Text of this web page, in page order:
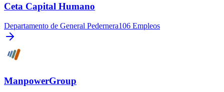
Ceta Capital Humano
Departamento de General Pedernera106 Empleos
ManpowerGroup